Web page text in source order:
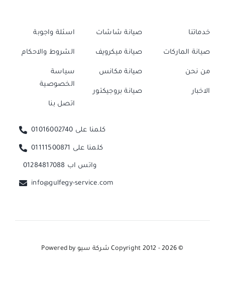
خدماتنا
صيانة الماركات
من نحن
الاخبار
صيانة شاشات
صيانة ميكرويف
صيانة مكانس
صيانة بروجيكتور
اسئلة واجوبة
الشروط والاحكام
سياسة
الخصوصية
اتصل بنا
كلمنا على 01016002740
كلمنا على 01111500871
واتس اب 01284817088
info@gulfegy-service.com
© Copyright 2012 - 2026 شركة سيو